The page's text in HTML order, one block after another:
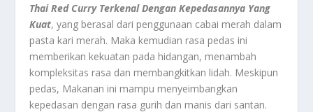
Thai Red Curry Terkenal Dengan Kepedasannya Yang
Kuat, yang berasal dari penggunaan cabai merah dalam
pasta kari merah. Maka kemudian rasa pedas ini
memberikan kekuatan pada hidangan, menambah
kompleksitas rasa dan membangkitkan lidah. Meskipun
pedas, Makanan ini mampu menyeimbangkan
kepedasan dengan rasa gurih dan manis dari santan.